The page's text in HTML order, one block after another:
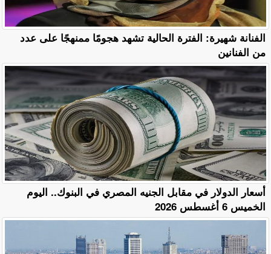
الفنانة شهيرة: الفترة الحالية تشهد هجومًا ممنهجًا على عدد
من الفنانين
أسعار الدولار في مقابل الجنيه المصري في البنوك.. اليوم
الخميس 6 أغسطس 2026